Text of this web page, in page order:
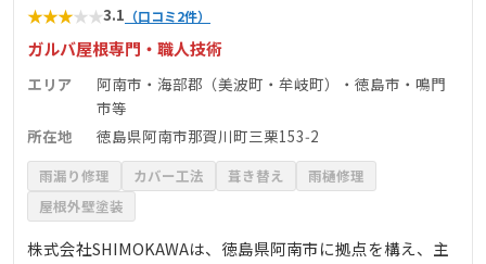
★★★★★3.1 （口コミ2件）
ガルバ屋根専門・職人技術
エリア
阿南市・海部郡（美波町・牟岐町）・徳島市・鳴門
市等
所在地
徳島県阿南市那賀川町三栗153‑2
雨漏り修理 カバー工法 葺き替え
雨樋修理
屋根外壁塗装
株式会社SHIMOKAWAは、徳島県阿南市に拠点を構え、主